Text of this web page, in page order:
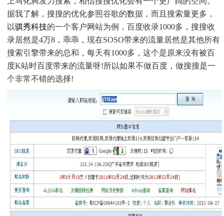
据我了解，搜搜的优化参照谷歌的数据，而且搜索量更多，
以骐秀科技的一个客户网站为例，百度收录1000多，搜搜收
录居然是4万8，乖乖，现在SOSO带来的流量居然是其他所有
搜索引擎带来的总和，每天有1000多，这个是原来没有被百
度K站时百度带来的流量呀!所以如果不做百度，做搜搜是一
个非常不错的选择!